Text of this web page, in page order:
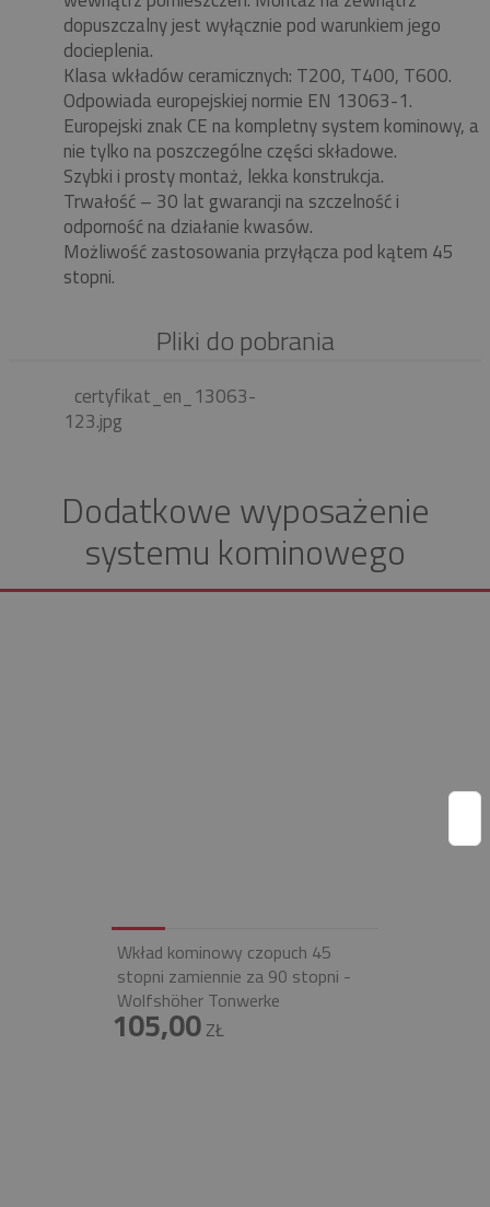
dopuszczalny jest wyłącznie pod warunkiem jego
docieplenia.
Klasa wkładów ceramicznych: T200, T400, T600.
Odpowiada europejskiej normie EN 13063-1.
Europejski znak CE na kompletny system kominowy, a
nie tylko na poszczególne części składowe.
Szybki i prosty montaż, lekka konstrukcja.
Trwałość – 30 lat gwarancji na szczelność i
odporność na działanie kwasów.
Możliwość zastosowania przyłącza pod kątem 45
stopni.
Pliki do pobrania
certyfikat_en_13063-
123.jpg
Dodatkowe wyposażenie
systemu kominowego
Wkład kominowy czopuch 45
stopni zamiennie za 90 stopni -
Wolfshöher Tonwerke
105,00ZŁ